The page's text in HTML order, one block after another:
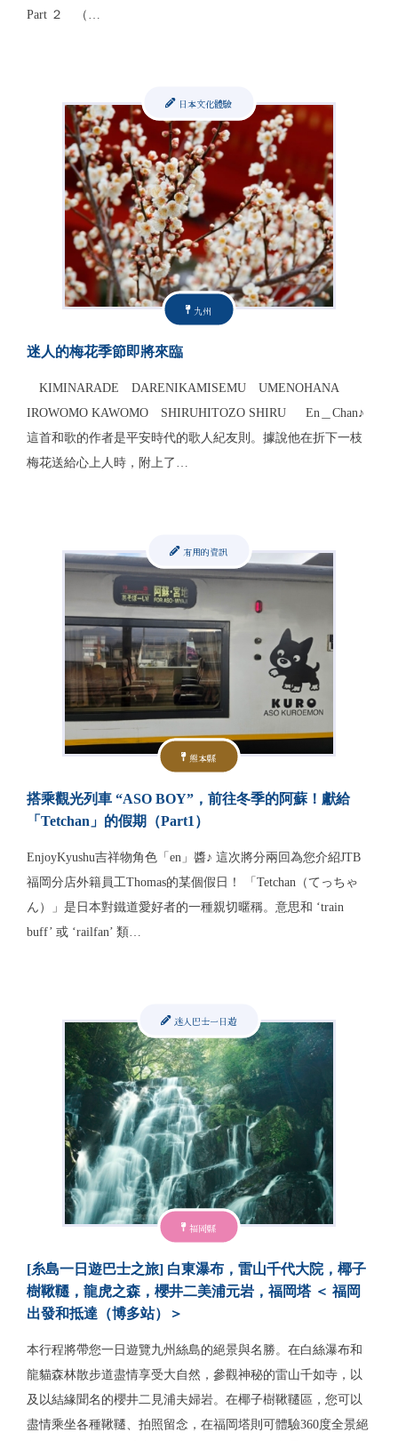
Part ２ （…
九州
日本文化體驗
迷人的梅花季節即將來臨
KIMINARADE DARENIKAMISEMU UMENOHANA
IROWOMO KAWOMO SHIRUHITOZO SHIRU En＿Chan♪
這首和歌的作者是平安時代的歌人紀友則。據說他在折下一枝
梅花送給心上人時，附上了…
熊本縣
有用的資訊
搭乘觀光列車 “ASO BOY”，前往冬季的阿蘇！獻給
「Tetchan」的假期（Part1）
EnjoyKyushu吉祥物角色「en」醬♪ 這次將分兩回為您介紹JTB
福岡分店外籍員工Thomas的某個假日！ 「Tetchan（てっちゃ
ん）」是日本對鐵道愛好者的一種親切暱稱。意思和 ‘train
buff’ 或 ‘railfan’ 類…
福岡縣
迷人巴士一日遊
[糸島一日遊巴士之旅] 白東瀑布，雷山千代大院，椰子
樹鞦韆，龍虎之森，櫻井二美浦元岩，福岡塔 ＜ 福岡
出發和抵達（博多站）＞
本行程將帶您一日遊覽九州絲島的絕景與名勝。在白絲瀑布和
龍貓森林散步道盡情享受大自然，參觀神秘的雷山千如寺，以
及以結緣聞名的櫻井二見浦夫婦岩。在椰子樹鞦韆區，您可以
盡情乘坐各種鞦韆、拍照留念，在福岡塔則可體驗360度全景絕